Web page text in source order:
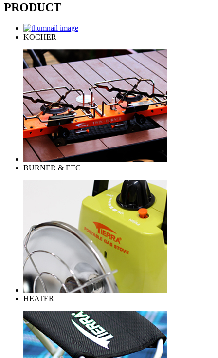
PRODUCT
KOCHER
BURNER & ETC
HEATER